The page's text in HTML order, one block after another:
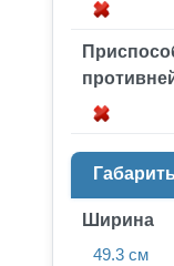
Ширина
49.3 см